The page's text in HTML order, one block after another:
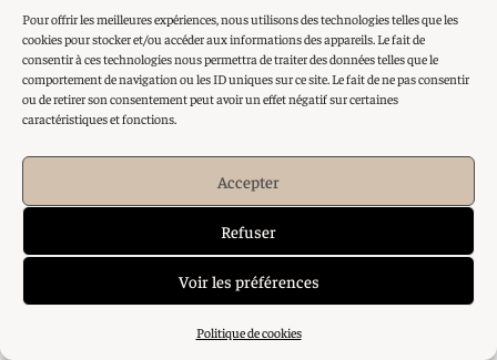
Pour offrir les meilleures expériences, nous utilisons des technologies telles que les
cookies pour stocker et/ou accéder aux informations des appareils. Le fait de
consentir à ces technologies nous permettra de traiter des données telles que le
comportement de navigation ou les ID uniques sur ce site. Le fait de ne pas consentir
ou de retirer son consentement peut avoir un effet négatif sur certaines
caractéristiques et fonctions.
Accepter
Refuser
Voir les préférences
Politique de cookies